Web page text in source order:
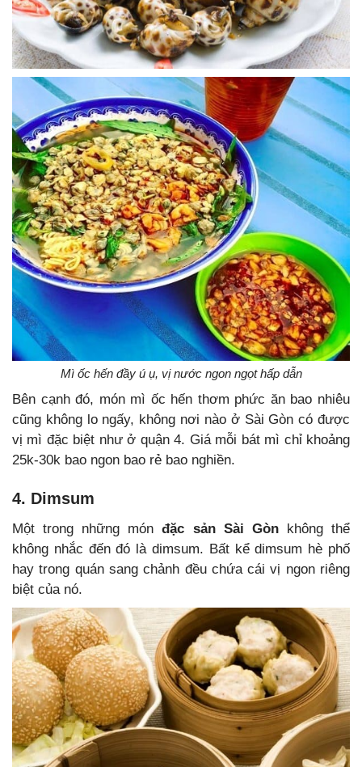
Mì ốc hến đầy ú ụ, vị nước ngon ngọt hấp dẫn
Bên cạnh đó, món mì ốc hến thơm phức ăn bao nhiêu
cũng không lo ngấy, không nơi nào ở Sài Gòn có được
vị mì đặc biệt như ở quận 4. Giá mỗi bát mì chỉ khoảng
25k-30k bao ngon bao rẻ bao nghiền.
4. Dimsum
Một trong những món đặc sản Sài Gònkhông thể
không nhắc đến đó là dimsum. Bất kể dimsum hè phố
hay trong quán sang chảnh đều chứa cái vị ngon riêng
biệt của nó.